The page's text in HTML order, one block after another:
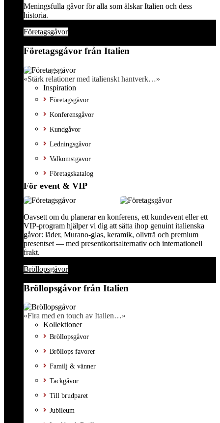
Meningsfulla gåvor för alla som älskar Italien och dess
historia.
Företagsgåvor
Företagsgåvor från Italien
«Stärk relationer med italienskt hantverk…»
Inspiration
Företagsgåvor
Konferensgåvor
Kundgåvor
Ledningsgåvor
Valkomstgavor
Företagskatalog
För event & VIP
Oavsett om du planerar en konferens, ett kundevent eller ett
VIP-program hjälper vi dig att sätta ihop genuint italienska
gåvor: läder, Murano-glas, keramik, olivträ och premium
presentset — med presentkortsalternativ och internationell
frakt.
Bröllopsgåvor
Bröllopsgåvor från Italien
«Fira med en touch av Italien…»
Kollektioner
Bröllopsgåvor
Bröllops favorer
Familj & vänner
Tackgåvor
Till brudparet
Jubileum